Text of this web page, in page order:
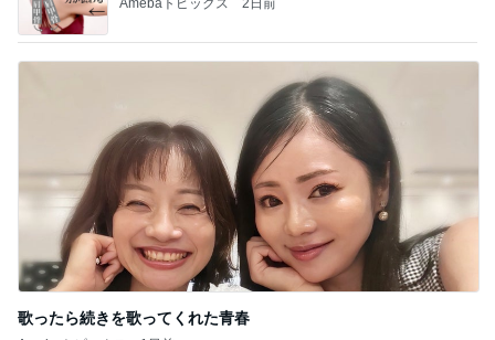
歌ったら続きを歌ってくれた青春